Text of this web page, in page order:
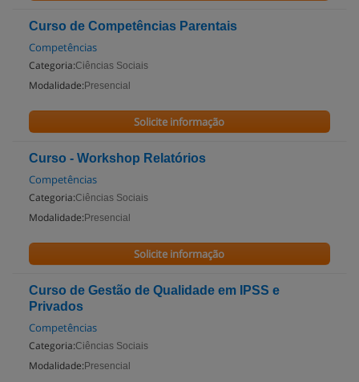
Curso de Competências Parentais
Competências
Categoria:Ciências Sociais
Modalidade: Presencial
Solicite informação
Curso - Workshop Relatórios
Competências
Categoria:Ciências Sociais
Modalidade: Presencial
Solicite informação
Curso de Gestão de Qualidade em IPSS e
Privados
Competências
Categoria:Ciências Sociais
Modalidade: Presencial